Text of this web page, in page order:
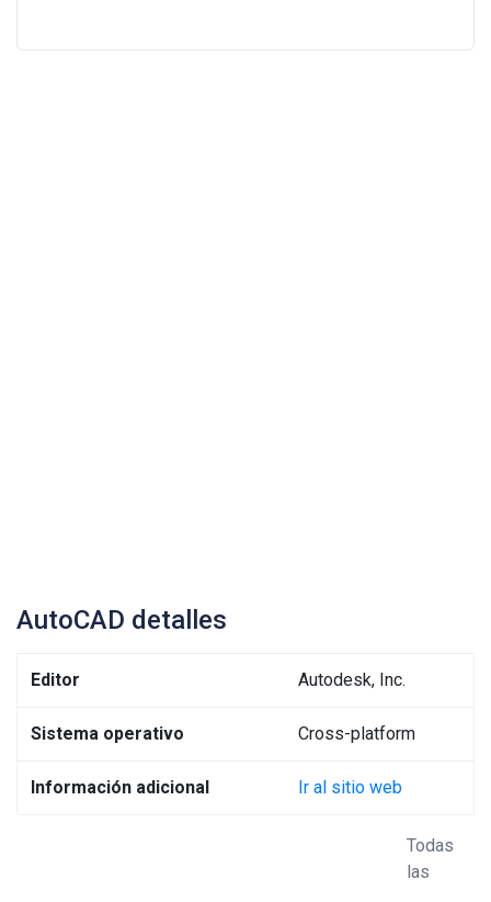
AutoCAD detalles
Editor Autodesk, Inc.
Sistema operativo Cross-platform
Información adicional Ir al sitio web
Todas
las